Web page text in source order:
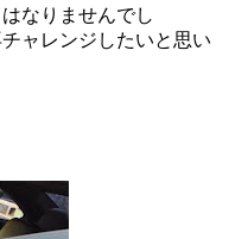
なりませんでし
ャレンジしたいと思い